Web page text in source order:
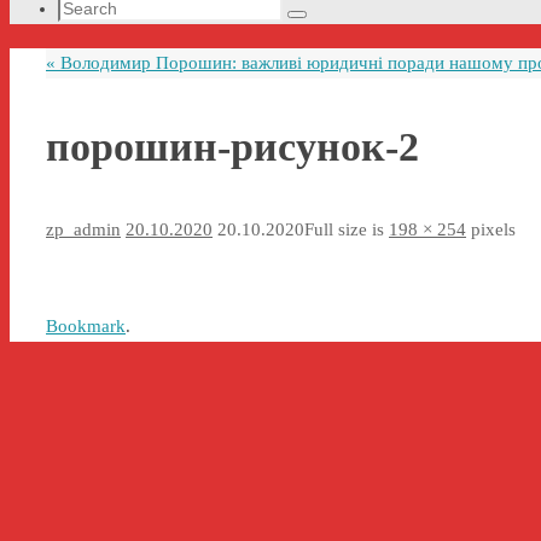
Search
Search
« Володимир Порошин: важливі юридичні поради нашому
порошин-рисунок-2
zp_admin 20.10.2020 20.10.2020Full size is 198 × 254 pixels
Bookmark.